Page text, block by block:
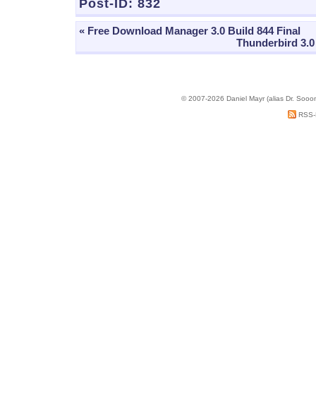
Post-ID: 832
« Free Download Manager 3.0 Build 844 Final
Thunderbird
© 2007-2026 Daniel Mayr (alias Dr.